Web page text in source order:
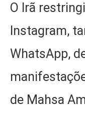
O Irã
Instagram,
WhatsApp,
de Mahsa